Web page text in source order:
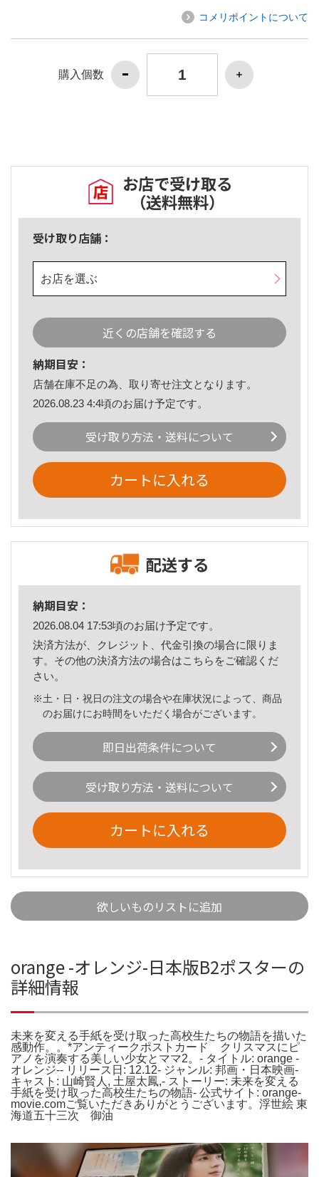
コメリポイントについて
購入個数
お店で受け取る
（送料無料）
受け取り店舗：
お店を選ぶ
近くの店舗を確認する
納期目安：
店舗在庫不足の為、取り寄せ注文となります。
2026.08.23 4:4頃のお届け予定です。
受け取り方法・送料について
カートに入れる
配送する
納期目安：
2026.08.04 17:53頃のお届け予定です。
決済方法が、クレジット、代金引換の場合に限りま
す。その他の決済方法の場合はこちら をご確認くだ
さい。
※土・日・祝日の注文の場合や在庫状況によって、商品
のお届けにお時間をいただく場合がございます。
即日出荷条件について
受け取り方法・送料について
カートに入れる
欲しいものリストに追加
orange -オレンジ-日本版B2ポスターの
詳細情報
未来を変える手紙を受け取った高校生たちの物語を描いた
感動作。。*アンティークポストカード クリスマスにピ
アノを演奏する美しい少女とママ2。- タイトル: orange -
オレンジ-- リリース日: 12.12- ジャンル: 邦画・日本映画-
キャスト: 山崎賢人, 土屋太鳳,- ストーリー: 未来を変える
手紙を受け取った高校生たちの物語- 公式サイト: orange-
movie.comご覧いただきありがとうございます。浮世絵 東
海道五十三次 御油